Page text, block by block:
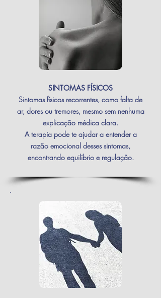
SINTOMAS FÍSICOS
Sintomas físicos recorrentes, como falta de
ar, dores ou tremores, mesmo sem nenhuma
explicação médica clara.
A terapia pode te ajudar a entender a
razão emocional desses sintomas,
encontrando equilíbrio e regulação.